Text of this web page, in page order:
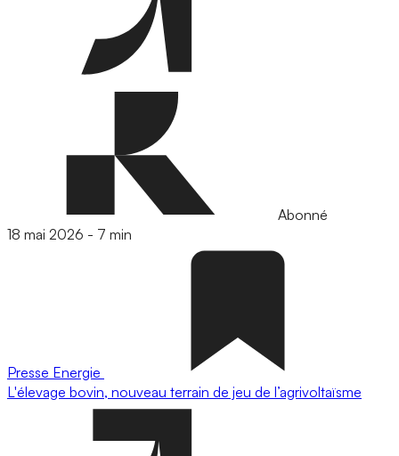
Abonné
18 mai 2026 - 7 min
Presse Energie
L'élevage bovin, nouveau terrain de jeu de l’agrivoltaïsme